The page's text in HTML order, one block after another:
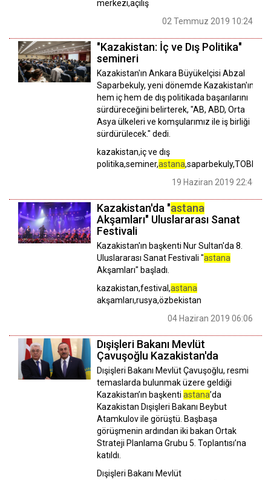
merkezi,açılış
02 Temmuz 2019 10:24
"Kazakistan: İç ve Dış Politika"
semineri
Kazakistan'ın Ankara Büyükelçisi Abzal
Saparbekuly, yeni dönemde Kazakistan'ın
hem iç hem de dış politikada başarılarını
sürdüreceğini belirterek, "AB, ABD, Orta
Asya ülkeleri ve komşularımız ile iş birliği
sürdürülecek." dedi.
kazakistan,iç ve dış
politika,seminer,astana,saparbekuly,TOBB
19 Haziran 2019 22:46
Kazakistan'da "astana
Akşamları" Uluslararası Sanat
Festivali
Kazakistan'ın başkenti Nur Sultan'da 8.
Uluslararası Sanat Festivali "astana
Akşamları" başladı.
kazakistan,festival,astana
akşamları,rusya,özbekistan
04 Haziran 2019 06:06
Dışişleri Bakanı Mevlüt
Çavuşoğlu Kazakistan'da
Dışişleri Bakanı Mevlüt Çavuşoğlu, resmi
temaslarda bulunmak üzere geldiği
Kazakistan’ın başkenti astana’da
Kazakistan Dışişleri Bakanı Beybut
Atamkulov ile görüştü. Başbaşa
görüşmenin ardından iki bakan Ortak
Strateji Planlama Grubu 5. Toplantısı’na
katıldı.
Dışişleri Bakanı Mevlüt